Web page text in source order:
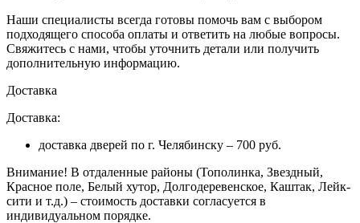
Наши специалисты всегда готовы помочь вам с выбором
подходящего способа оплаты и ответить на любые вопросы.
Свяжитесь с нами, чтобы уточнить детали или получить
дополнительную информацию.
Доставка
Доставка:
доставка дверей по г. Челябинску – 700 руб.
Внимание! В отдаленные районы (Тополинка, Звездный,
Красное поле, Белый хутор, Долгодеревенское, Каштак, Лейк-
сити и т.д.) – стоимость доставки согласуется в
индивидуальном порядке.